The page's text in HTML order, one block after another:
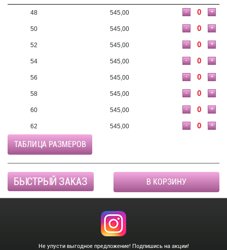
48 545,00 +
-
50 545,00 +
-
52 545,00 +
-
54 545,00 +
-
56 545,00 +
-
58 545,00 +
-
60 545,00 +
-
62 545,00 +
-
ТАБЛИЦА РАЗМЕРОВ
БЫСТРЫЙ ЗАКАЗ В КОРЗИНУ
Не упусти выгодное предложение! Подпишись на акции!